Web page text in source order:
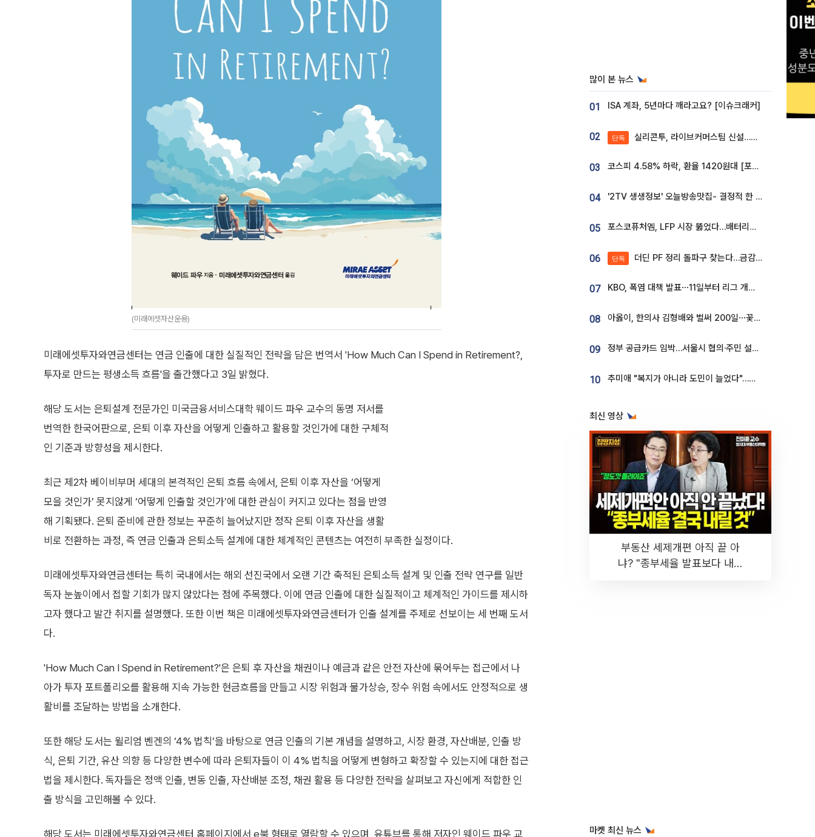
(미래에셋자산운용)
미래에셋투자와연금센터는 연금 인출에 대한 실질적인 전략을 담은 번역서 'How Much Can I Spend in Retirement?,
투자로 만드는 평생소득 흐름'을 출간했다고 3일 밝혔다.
해당 도서는 은퇴설계 전문가인 미국금융서비스대학 웨이드 파우 교수의 동명 저서를
번역한 한국어판으로, 은퇴 이후 자산을 어떻게 인출하고 활용할 것인가에 대한 구체적
인 기준과 방향성을 제시한다.
최근 제2차 베이비부머 세대의 본격적인 은퇴 흐름 속에서, 은퇴 이후 자산을 ‘어떻게
모을 것인가’ 못지않게 ‘어떻게 인출할 것인가’에 대한 관심이 커지고 있다는 점을 반영
해 기획됐다. 은퇴 준비에 관한 정보는 꾸준히 늘어났지만 정작 은퇴 이후 자산을 생활
비로 전환하는 과정, 즉 연금 인출과 은퇴소득 설계에 대한 체계적인 콘텐츠는 여전히 부족한 실정이다.
미래에셋투자와연금센터는 특히 국내에서는 해외 선진국에서 오랜 기간 축적된 은퇴소득 설계 및 인출 전략 연구를 일반
독자 눈높이에서 접할 기회가 많지 않았다는 점에 주목했다. 이에 연금 인출에 대한 실질적이고 체계적인 가이드를 제시하
고자 했다고 발간 취지를 설명했다. 또한 이번 책은 미래에셋투자와연금센터가 인출 설계를 주제로 선보이는 세 번째 도서
다.
'How Much Can I Spend in Retirement?'은 은퇴 후 자산을 채권이나 예금과 같은 안전 자산에 묶어두는 접근에서 나
아가 투자 포트폴리오를 활용해 지속 가능한 현금흐름을 만들고 시장 위험과 물가상승, 장수 위험 속에서도 안정적으로 생
활비를 조달하는 방법을 소개한다.
또한 해당 도서는 윌리엄 벤겐의 ‘4% 법칙’을 바탕으로 연금 인출의 기본 개념을 설명하고, 시장 환경, 자산배분, 인출 방
식, 은퇴 기간, 유산 의향 등 다양한 변수에 따라 은퇴자들이 이 4% 법칙을 어떻게 변형하고 확장할 수 있는지에 대한 접근
법을 제시한다. 독자들은 정액 인출, 변동 인출, 자산배분 조정, 채권 활용 등 다양한 전략을 살펴보고 자신에게 적합한 인
출 방식을 고민해볼 수 있다.
해당 도서는 미래에셋투자와연금센터 홈페이지에서 e북 형태로 열람할 수 있으며, 유튜브를 통해 저자인 웨이드 파우 교
많이 본 뉴스
01 ISA 계좌, 5년마다 깨라고요? [이슈크래커]
02 단독 실리콘투, 라이브커머스팀 신설…K뷰티 ‘글로벌 판매망’ 확대[K뷰티 라방戰]
03 코스피 4.58% 하락, 환율 1420원대 [포토]
04 '2TV 생생정보' 오늘방송맛집- 결정적 한 수, 3종 메밀면! 메밀 소바 맛집 '의○○○○'
05 포스코퓨처엠, LFP 시장 뚫었다…배터리사와 대규모 장기 공급 합의
06 단독 더딘 PF 정리 돌파구 찾는다…금감원, 1년 반 만에 매각설명회 재개
07 KBO, 폭염 대책 발표⋯11일부터 리그 개시ㆍ경기 오후 7시 시작
08 아옳이, 한의사 김형배와 벌써 200일⋯꽃다발 들고 "프러포즈 아냐"
09 정부 공급카드 임박…서울시 협의·주민 설득이 성패 가른다 [부동산 해법 전쟁]
10 추미애 "복지가 아니라 도민이 늘었다"…재정난 책임론 정면돌파
최신 영상
부동산 세제개편 아직 끝 아
냐? "종부세율 발표보다 내릴
마켓 최신 뉴스